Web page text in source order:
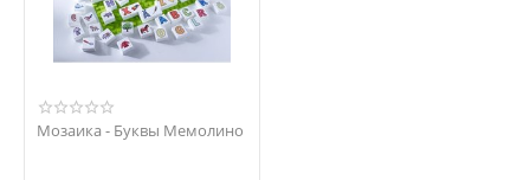
Мозаика - Буквы Мемолино